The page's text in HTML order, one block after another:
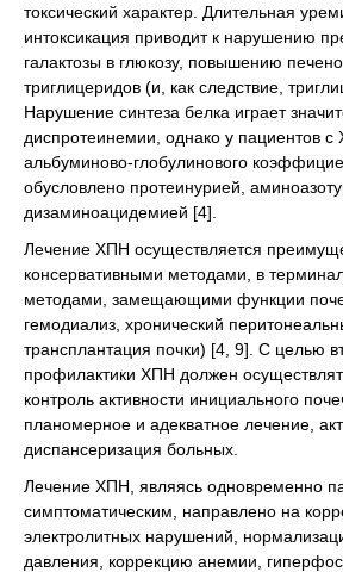
токсический характер. Длительная
интоксикация приводит к нарушению
галактозы в глюкозу, повышению
триглицеридов (и, как следствие,
Нарушение синтеза белка играет
диспротеинемии, однако у пациентов
альбуминово-глобулинового
обусловлено протеинурией,
дизаминоацидемией [4].
Лечение ХПН осуществляется
консервативными методами, в
методами, замещающими функции
гемодиализ, хронический
трансплантация почки) [4, 9]. С целью
профилактики ХПН должен
контроль активности инициального
планомерное и адекватное лечение,
диспансеризация больных.
Лечение ХПН, являясь одновременно
симптоматическим, направлено на
электролитных нарушений,
давления, коррекцию анемии,